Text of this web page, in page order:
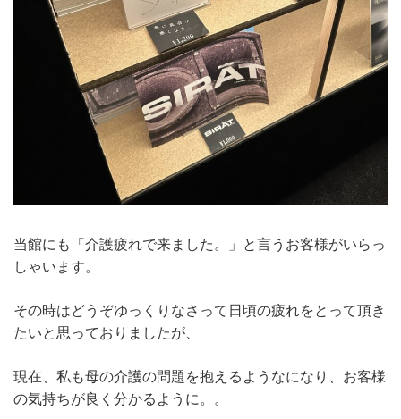
当館にも「介護疲れで来ました。」と言うお客様がいらっ
しゃいます。
その時はどうぞゆっくりなさって日頃の疲れをとって頂き
たいと思っておりましたが、
現在、私も母の介護の問題を抱えるようなになり、お客様
の気持ちが良く分かるように。。